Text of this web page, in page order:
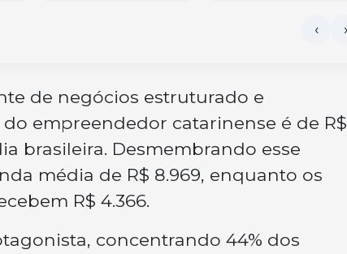
de negócios estruturado e
empreendedor catarinense é de R$
brasileira. Desmembrando esse
média de R$ 8.969, enquanto os
R$ 4.366.
concentrando 44% dos